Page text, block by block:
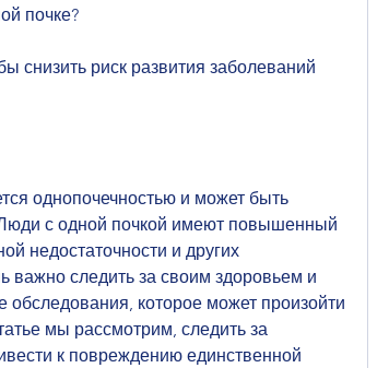
почке?
снизить риск развития заболеваний
однопочечностью и может быть
с одной почкой имеют повышенный
недостаточности и других
важно следить за своим здоровьем и
обследования, которое может произойти
мы рассмотрим, следить за
к повреждению единственной